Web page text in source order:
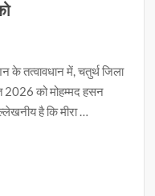
के तत्वावधान में, चतुर्थ जिला
2026 को मोहम्मद हसन
है कि मीरा …